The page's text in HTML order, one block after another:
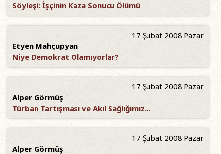
Söyleşi: İşçinin Kaza Sonucu Ölümü
17 Şubat 2008 Pazar
Etyen Mahçupyan
Niye Demokrat Olamıyorlar?
17 Şubat 2008 Pazar
Alper Görmüş
Türban Tartışması ve Akıl Sağlığımız...
17 Şubat 2008 Pazar
Alper Görmüş